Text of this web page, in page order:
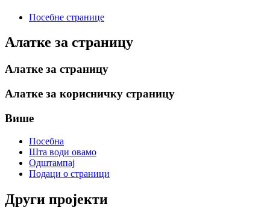
Посебне странице
Алатке за страницу
Алатке за страницу
Алатке за корисничку страницу
Више
Посебна
Шта води овамо
Одштампај
Подаци о страници
Други пројекти